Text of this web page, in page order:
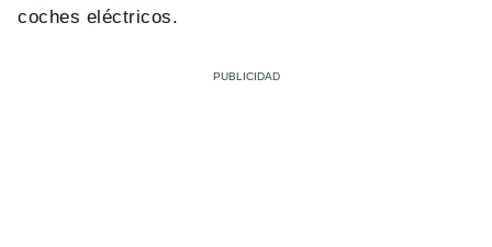
coches eléctricos.